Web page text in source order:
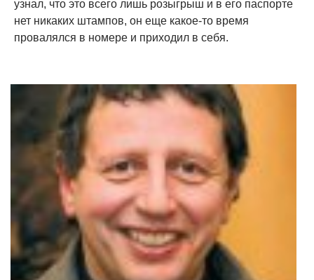
узнал, что это всего лишь розыгрыш и в его паспорте
нет никаких штампов, он еще какое-то время
провалялся в номере и приходил в себя.